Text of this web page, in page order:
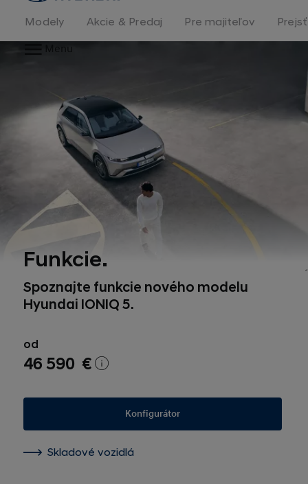
stránka
Modely Akcie & Predaj Pre majiteľov
Menu
Funkcie.
Spoznajte funkcie nového modelu
Hyundai IONIQ 5.
od
46 590 €
Konfigurátor
Skladové vozidlá